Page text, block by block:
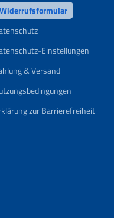
Widerrufsformular
Einstellungen
& Versand
zur Barrierefreiheit